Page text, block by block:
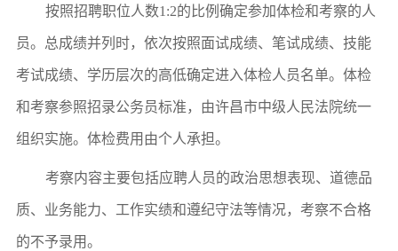
按照招聘职位人数1:2的比例确定参加体检和考察的人
员。 总成绩并列时，依次按照面试成绩、笔试成绩、技能
考试成绩、学历层次的高低确定进入体检人员名单。 体检
和考察参照招录公务员标准，由许昌市中级人民法院统一
组织实施。 体检费用由个人承担。
考察内容主要包括应聘人员的政治思想表现、道德品
质、业务能力、工作实绩和遵纪守法等情况，考察不合格
的不予录用。